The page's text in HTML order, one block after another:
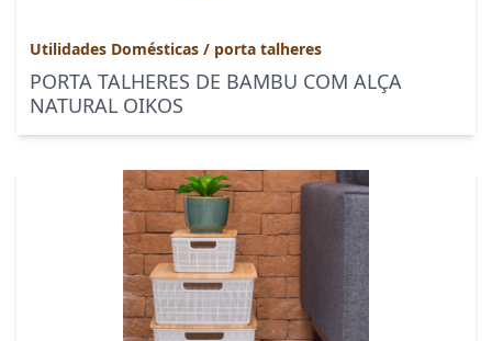
Utilidades Domésticas / porta talheres
PORTA TALHERES DE BAMBU COM ALÇA
NATURAL OIKOS